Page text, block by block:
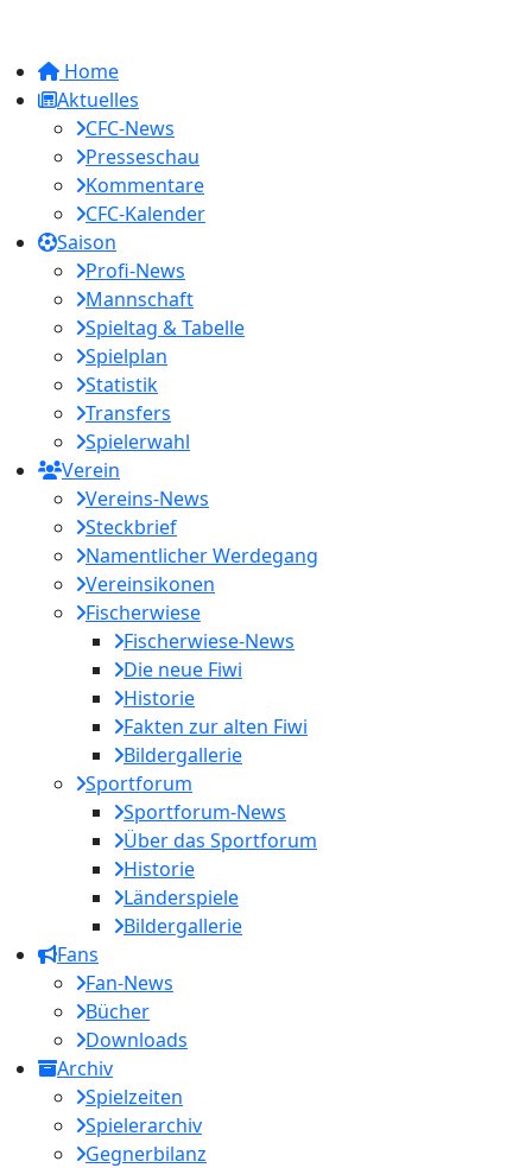
Home
Aktuelles
CFC-News
Presseschau
Kommentare
CFC-Kalender
Saison
Profi-News
Mannschaft
Spieltag & Tabelle
Spielplan
Statistik
Transfers
Spielerwahl
Verein
Vereins-News
Steckbrief
Namentlicher Werdegang
Vereinsikonen
Fischerwiese
Fischerwiese-News
Die neue Fiwi
Historie
Fakten zur alten Fiwi
Bildergallerie
Sportforum
Sportforum-News
Über das Sportforum
Historie
Länderspiele
Bildergallerie
Fans
Fan-News
Bücher
Downloads
Archiv
Spielzeiten
Spielerarchiv
Gegnerbilanz